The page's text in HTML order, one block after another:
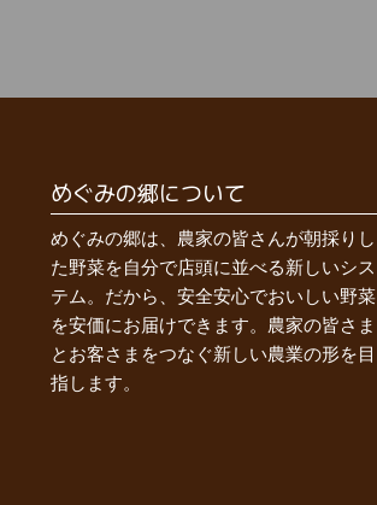
めぐみの郷について
めぐみの郷は、農家の皆さんが朝採りし
た野菜を自分で店頭に並べる新しいシス
テム。だから、安全安心でおいしい野菜
を安価にお届けできます。農家の皆さま
とお客さまをつなぐ新しい農業の形を目
指します。